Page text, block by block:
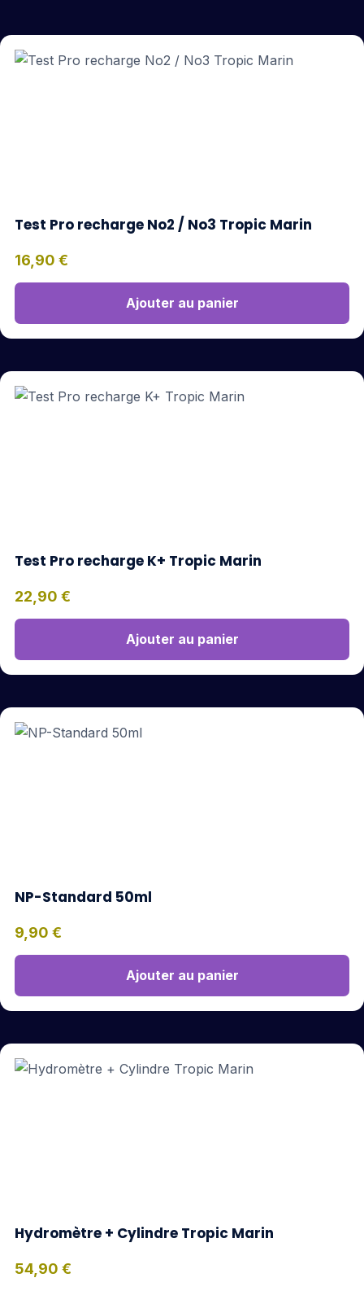
Test Pro recharge No2 / No3 Tropic Marin
16,90 €
Ajouter au panier
Test Pro recharge K+ Tropic Marin
22,90 €
Ajouter au panier
NP-Standard 50ml
9,90 €
Ajouter au panier
Hydromètre + Cylindre Tropic Marin
54,90 €